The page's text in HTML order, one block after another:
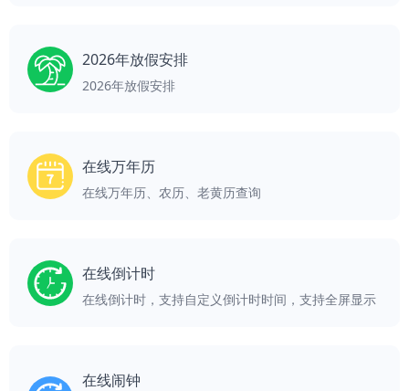
2026年放假安排
2026年放假安排
在线万年历
在线万年历、农历、老黄历查询
在线倒计时
在线倒计时，支持自定义倒计时时间，支持全屏显示
在线闹钟